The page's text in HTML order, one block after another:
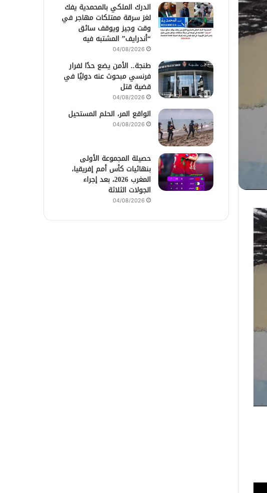
الدرك الملكي بالمحمدية يفك
لغز سرقة ممتلكات مهاجر في
وقت وجيز ويوقف سائق
“أندرايف” المشتبه فيه
04/08/2026
طنجة.. الأمن يضع حدًا لفرار
فرنسي مبحوث عنه دوليًا في
قضية قتل
04/08/2026
الواقع المر، الحلم المستحيل
04/08/2026
حصيلة المجموعة الأولى
بنهائيات كأس أمم إفريقيا،
المغرب 2026، بعد إجراء
الجولات الثلاثة
04/08/2026